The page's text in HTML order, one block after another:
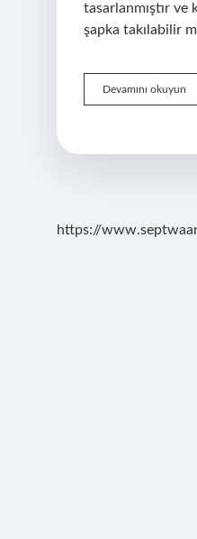
tasarlanmıştır ve
şapka takılabilir
Devamını okuyun
https://